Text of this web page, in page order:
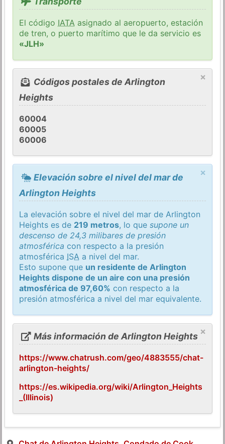
El código IATA asignado al aeropuerto, estación
de tren, o puerto marítimo que le da servicio es
«JLH»
×
Códigos postales de Arlington
Heights
60004
60005
60006
×
Elevación sobre el nivel del mar de
Arlington Heights
La elevación sobre el nivel del mar de Arlington
Heights es de 219 metros, lo quesupone un
descenso de 24,3 milibares de presión
atmosférica con respecto a la presión
atmosférica ISA a nivel del mar.
Esto supone que un residente de Arlington
Heights dispone de un aire con una presión
atmosférica de 97,60% con respecto a la
presión atmosférica a nivel del mar equivalente.
×
Más información de Arlington Heights
https://www.chatrush.com/geo/4883555/chat-
arlington-heights/
https://es.wikipedia.org/wiki/Arlington_Heights
_(Illinois)